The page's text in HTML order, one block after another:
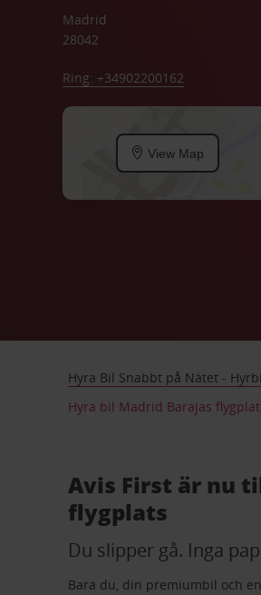
Madrid
28042
Ring: +34902200162
View Map
Hyra Bil Snabbt på Nätet -
Hyra bil Madrid Barajas
Avis First är nu
flygplats
Du slipper gå. Inga
Bara du, din premiumbil och